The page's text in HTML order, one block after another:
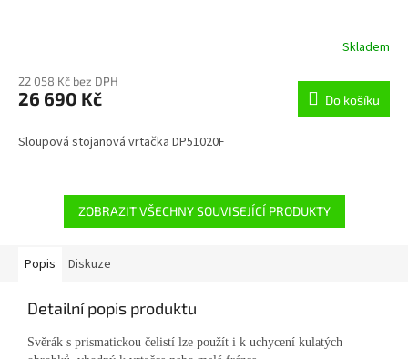
R
M
A
Skladem
22 058 Kč bez DPH
26 690 Kč Do košíku
Sloupová stojanová vrtačka DP51020F
ZOBRAZIT VŠECHNY SOUVISEJÍCÍ PRODUKTY
Popis Diskuze
Detailní popis produktu
Svěrák s prismatickou čelistí lze použít i k uchycení kulatých